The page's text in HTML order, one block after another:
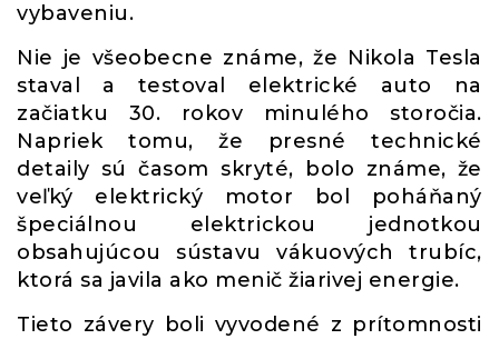
vybaveniu.
Nie je všeobecne známe, že Nikola Tesla
staval a testoval elektrické auto na
začiatku 30. rokov minulého storočia.
Napriek tomu, že presné technické
detaily sú časom skryté, bolo známe, že
veľký elektrický motor bol poháňaný
špeciálnou elektrickou jednotkou
obsahujúcou sústavu vákuových trubíc,
ktorá sa javila ako menič žiarivej energie.
Tieto závery boli vyvodené z prítomnosti